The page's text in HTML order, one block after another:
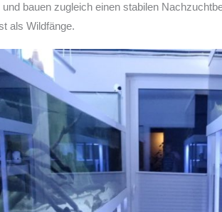
bauen zugleich einen stabilen
als Wildfänge.